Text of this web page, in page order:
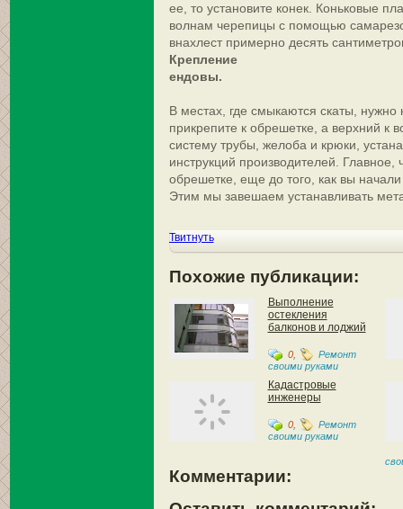
ее, то установите конек. Коньковые
волнам черепицы с помощью
внахлест примерно десять
Крепление
В местах, где смыкаются скаты,
прикрепите к обрешетке, а верхний к
систему трубы, желоба и крюки,
инструкций производителей. Главное,
обрешетке, еще до того, как вы
Этим мы завешаем устанавливать
Твитнуть
Похожие публикации:
Выполнение
остекления
балконов и лоджий
0,
Ремонт
своими руками
Кадастровые
инженеры
0,
Ремонт
своими руками
Комментарии: